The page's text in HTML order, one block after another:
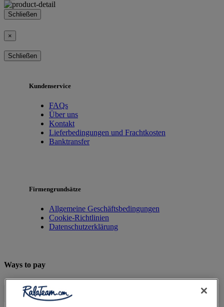
Schließen
×
Schließen
Kundenservice
FAQs
Über uns
Kontakt
Lieferbedingungen und Frachtkosten
Banktransfer
Firmengrundsätze
Allgemeine Geschäftsbedingungen
Cookie-Richtlinien
Datenschutzerklärung
Ways to pay